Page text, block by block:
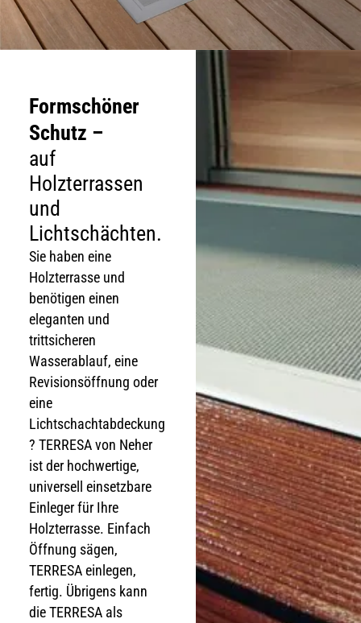
Formschöner
Schutz –
auf
Holzterrassen
und
Lichtschächten.
Sie haben eine
Holzterrasse und
benötigen einen
eleganten und
trittsicheren
Wasserablauf, eine
Revisionsöffnung oder
eine
Lichtschachtabdeckung
? TERRESA von Neher
ist der hochwertige,
universell einsetzbare
Einleger für Ihre
Holzterrasse. Einfach
Öffnung sägen,
TERRESA einlegen,
fertig. Übrigens kann
die TERRESA als